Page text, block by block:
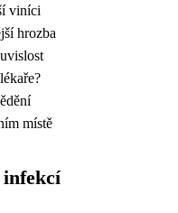
viníci
hrozba
místě